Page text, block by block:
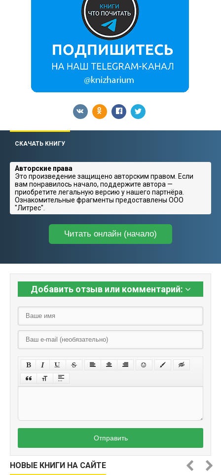
СКАЧАТЬ КНИГУ
Авторские права
Это произведение защищено авторским правом. Если
вам понравилось начало, поддержите автора —
приобретите легальную версию у нашего партнёра.
Ознакомительные фрагменты предоставлены ООО
"Литрес".
Читать онлайн (начало)
Добавить отзыв или комментарий:
Отправить
НОВЫЕ КНИГИ НА САЙТЕ